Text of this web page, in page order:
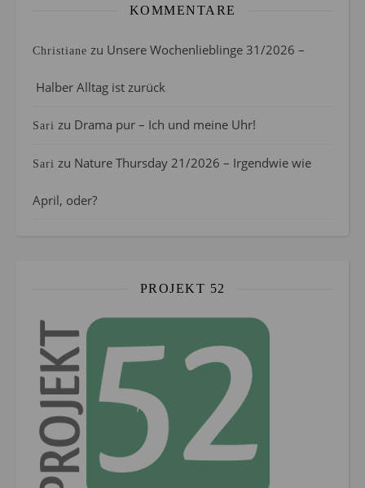
KOMMENTARE
Christiane zu Unsere Wochenlieblinge 31/2026 –
Halber Alltag ist zurück
Sari zu Drama pur – Ich und meine Uhr!
Sari zu Nature Thursday 21/2026 – Irgendwie wie
April, oder?
PROJEKT 52